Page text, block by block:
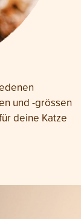
und -grössen
deine Katze